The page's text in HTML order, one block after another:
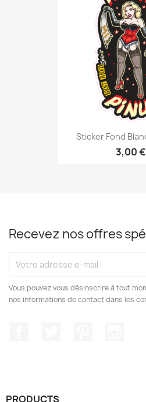
Sticker Fond
3,00 €
Recevez nos offres
Vous pouvez vous désinscrire à tout
nos informations de contact dans les
PRODUCTS